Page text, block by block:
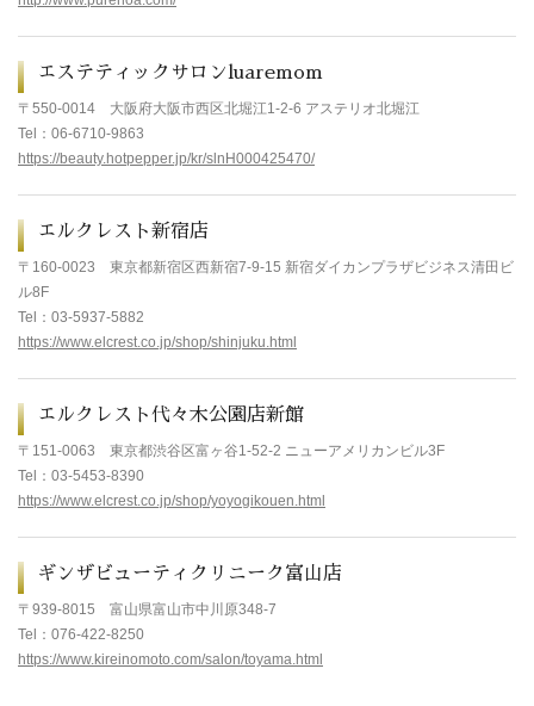
エステティックサロンluaremom
〒 550-0014 大阪府大阪市西区北堀江1-2-6 アステリオ北堀江
Tel
： 06-6710-9863
https://beauty.hotpepper.jp/kr/slnH000425470/
エルクレスト新宿店
〒160-0023 東京都新宿区西新宿7-9-15 新宿ダイカンプラザビジネス清田ビ
ル8F
Tel
：03-5937-5882
https://www.elcrest.co.jp/shop/shinjuku.html
エルクレスト代々木公園店新館
〒151-0063 東京都渋谷区富ヶ谷1-52-2 ニューアメリカンビル3F
Tel
：03-5453-8390
https://www.elcrest.co.jp/shop/yoyogikouen.html
ギンザビューティクリニーク富山店
〒939-8015 富山県富山市中川原348-7
Tel
：076-422-8250
https://www.kireinomoto.com/salon/toyama.html